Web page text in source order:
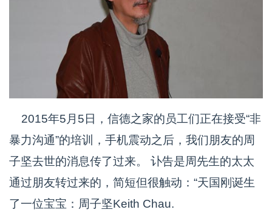
2015年5月5日，信德之家的员工们正在接受“非
暴力沟通”的培训，手机震动之后，我们朋友的周
子坚去世的消息传了过来。 讣告是周先生的太太
通过朋友转过来的，简短但很触动：“天国刚诞生
了一位宝宝：周子坚Keith Chau.